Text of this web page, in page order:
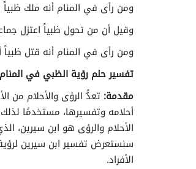
ومن رأى في المنام أنه ملك ظبياً
وقيل أن من تحول ظبياً اعتزل
ومن رأى في المنام أنه قتل
تفسير حلم رؤية الظبي في
مقدمة: تعدُّ الرؤى والأحلام
أحلامه وتفسيرها، مستخدمًا
الأحلام والرؤى هو ابن سيرين،
سنستعرض تفسير ابن سيرين
الأفراد.